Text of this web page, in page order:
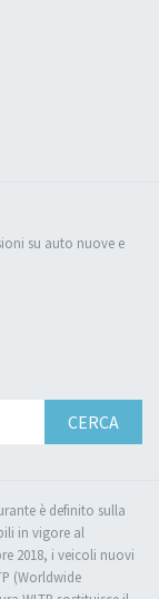
su auto nuove e
CERCA
è definito sulla
in vigore al
2018, i veicoli nuovi
(Worldwide